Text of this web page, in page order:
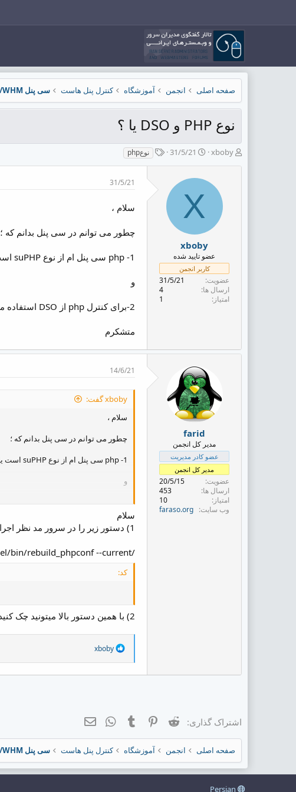
صفحه اصلی انجمن آموزشگاه کنترل پنل هاست سی پنل cPanel/WHM
نوع PHP و DSO یا ؟
ش
xboby
ت
ش
ر
ع
31/5/21
ب
ر
س
پ
نوعphp
X
xboby
عضو تایید شده
کاربر انجمن
عضویت
31/5/21
ارسال ها
4
امتیاز
1
31/5/21
سلام ،
چطور می توانم در سی پنل بدانم که ؛
1- php سی پنل ام از نوع suPHP است یا PHPSuExec ؟
و
2-برای کنترل php از DSO استفاده می شود یا خیر ؟
متشکرم
farid
مدیر کل انجمن
عضو کادر مدیریت
مدیر کل انجمن
عضویت
20/5/15
ارسال ها
453
امتیاز
10
وب سایت
faraso.org
14/6/21
xboby گفت:
سلام ،
چطور می توانم در سی پنل بدانم که ؛
1- php سی پنل ام از نوع suPHP است یا PHPSuExec ؟
و
متشکرم
سلام
1) دستور زیر را در سرور مد نظر اجرا کنید
/usr/local/cpanel/bin/rebuild_phpconf --current
کد:
2) با همین دستور بالا میتونید چک کنید
R
a
c
s
xboby
اشتراک گذاری: Reddit
Pinterest
Tumblr
WhatsApp
صفحه اصلی انجمن آموزشگاه کنترل پنل هاست سی پنل cPanel/WHM